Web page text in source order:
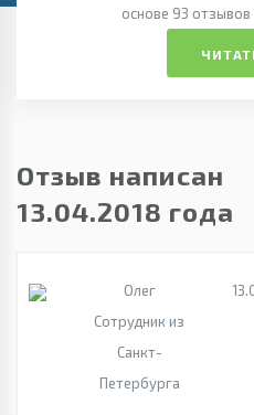
основе 93 отзывов
Отзыв написан
13.04.2018 года
Олег
Сотрудник из
Санкт-
Петербурга